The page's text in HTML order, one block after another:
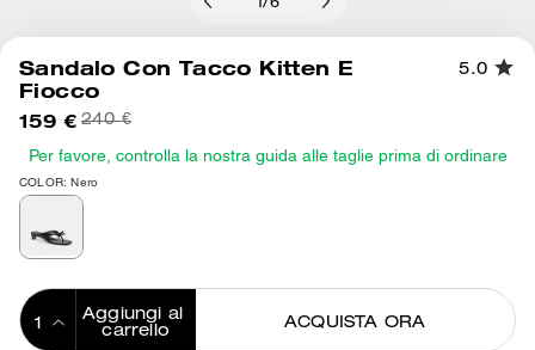
/6
Sandalo Con Tacco Kitten E
Fiocco
5.0
159 € 240 €
Per favore, controlla la nostra guida alle taglie prima di ordinare
COLOR: Nero
Aggiungi al
carrello
ACQUISTA ORA